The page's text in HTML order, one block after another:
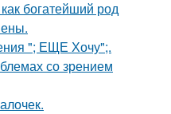
богатейший род
"; ЕЩЕ Хочу";.
со зрением